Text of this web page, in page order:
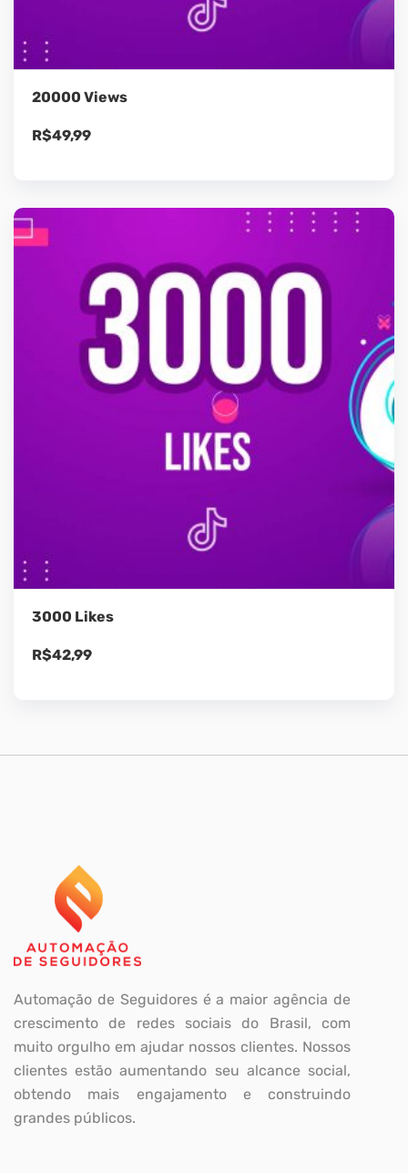
20000 Views
R$49,99
3000 Likes
R$42,99
Automação de Seguidores é a maior agência de
crescimento de redes sociais do Brasil, com
muito orgulho em ajudar nossos clientes. Nossos
clientes estão aumentando seu alcance social,
obtendo mais engajamento e construindo
grandes públicos.